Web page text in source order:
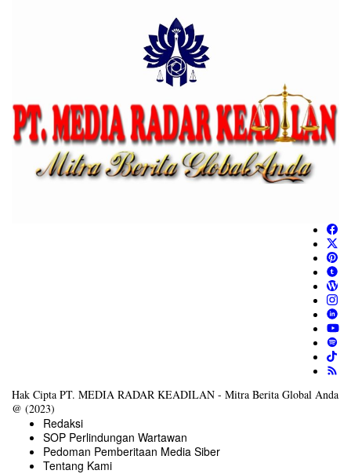
Hak Cipta PT. MEDIA RADAR KEADILAN - Mitra Berita Global Anda
@ (2023)
Redaksi
SOP Perlindungan Wartawan
Pedoman Pemberitaan Media Siber
Tentang Kami